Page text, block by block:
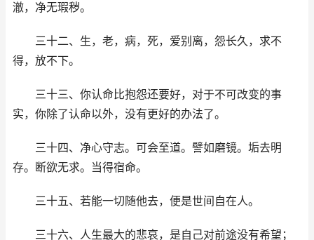
澈，净无瑕秽。
三十二、生，老，病，死，爱别离，怨长久，求不
得，放不下。
三十三、你认命比抱怨还要好，对于不可改变的事
实，你除了认命以外，没有更好的办法了。
三十四、净心守志。可会至道。譬如磨镜。垢去明
存。断欲无求。当得宿命。
三十五、若能一切随他去，便是世间自在人。
三十六、人生最大的悲哀，是自己对前途没有希望；